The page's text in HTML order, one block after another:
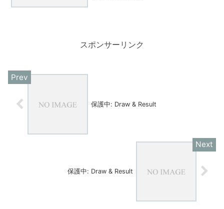
スポンサーリンク
保護中: Draw & Result
保護中: Draw & Result